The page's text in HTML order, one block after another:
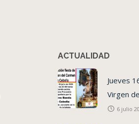
ACTUALIDAD
Jueves
Virgen
6 julio